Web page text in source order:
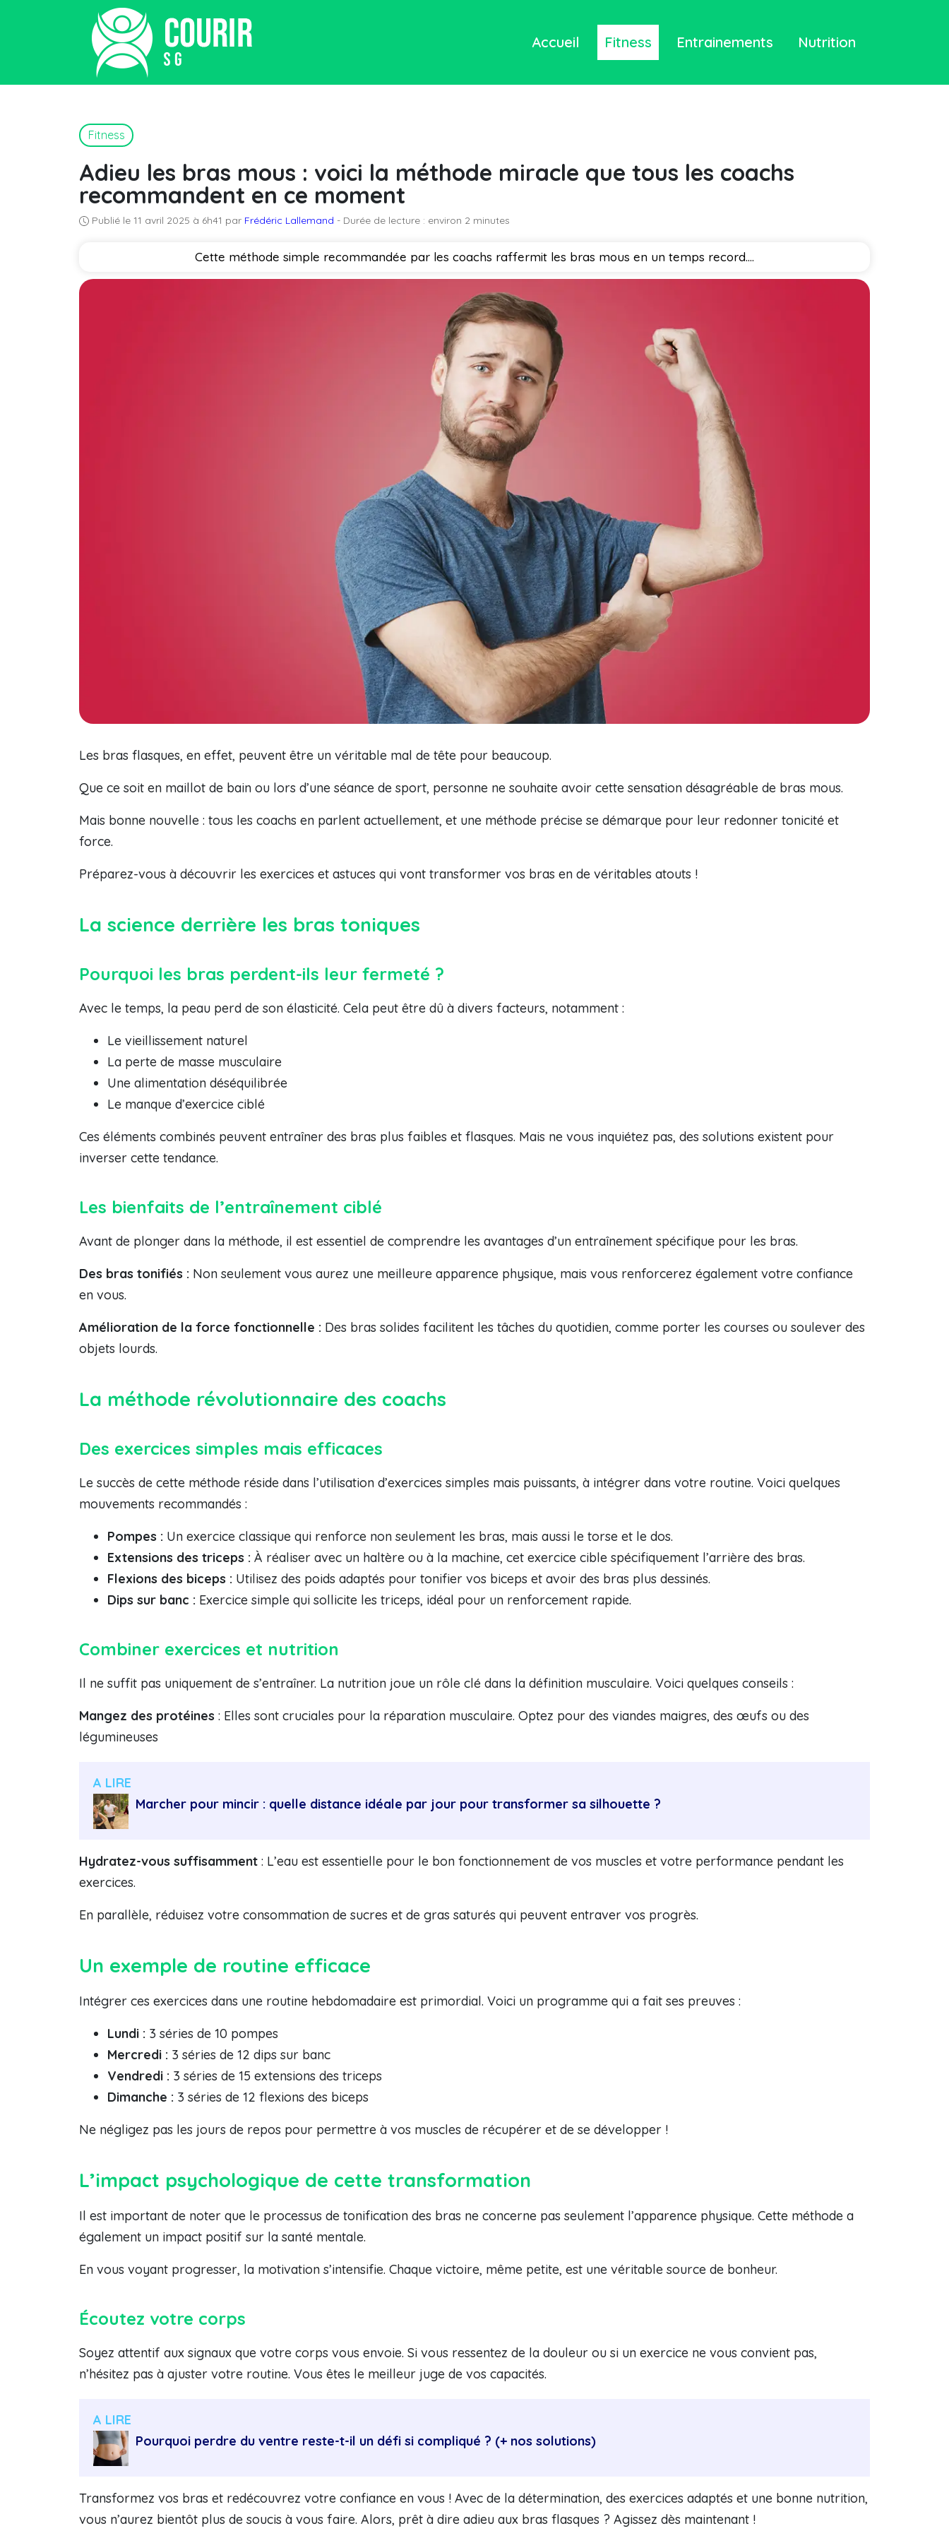
Accueil Fitness Entrainements Nutrition
Fitness
Adieu les bras mous : voici la méthode miracle que tous les coachs
recommandent en ce moment
Publié le 11 avril 2025 à 6h41 par Frédéric Lallemand - Durée de lecture : environ 2 minutes
Cette méthode simple recommandée par les coachs raffermit les bras mous en un temps record....
Les bras flasques, en effet, peuvent être un véritable mal de tête pour beaucoup.
Que ce soit en maillot de bain ou lors d’une séance de sport, personne ne souhaite avoir cette sensation désagréable de bras mous.
Mais bonne nouvelle : tous les coachs en parlent actuellement, et une méthode précise se démarque pour leur redonner tonicité et
force.
Préparez-vous à découvrir les exercices et astuces qui vont transformer vos bras en de véritables atouts !
La science derrière les bras toniques
Pourquoi les bras perdent-ils leur fermeté ?
Avec le temps, la peau perd de son élasticité. Cela peut être dû à divers facteurs, notamment :
Le vieillissement naturel
La perte de masse musculaire
Une alimentation déséquilibrée
Le manque d’exercice ciblé
Ces éléments combinés peuvent entraîner des bras plus faibles et flasques. Mais ne vous inquiétez pas, des solutions existent pour
inverser cette tendance.
Les bienfaits de l’entraînement ciblé
Avant de plonger dans la méthode, il est essentiel de comprendre les avantages d’un entraînement spécifique pour les bras.
Des bras tonifiés : Non seulement vous aurez une meilleure apparence physique, mais vous renforcerez également votre confiance
en vous.
Amélioration de la force fonctionnelle : Des bras solides facilitent les tâches du quotidien, comme porter les courses ou soulever des
objets lourds.
La méthode révolutionnaire des coachs
Des exercices simples mais efficaces
Le succès de cette méthode réside dans l’utilisation d’exercices simples mais puissants, à intégrer dans votre routine. Voici quelques
mouvements recommandés :
Pompes : Un exercice classique qui renforce non seulement les bras, mais aussi le torse et le dos.
Extensions des triceps : À réaliser avec un haltère ou à la machine, cet exercice cible spécifiquement l’arrière des bras.
Flexions des biceps : Utilisez des poids adaptés pour tonifier vos biceps et avoir des bras plus dessinés.
Dips sur banc : Exercice simple qui sollicite les triceps, idéal pour un renforcement rapide.
Combiner exercices et nutrition
Il ne suffit pas uniquement de s’entraîner. La nutrition joue un rôle clé dans la définition musculaire. Voici quelques conseils :
Mangez des protéines : Elles sont cruciales pour la réparation musculaire. Optez pour des viandes maigres, des œufs ou des
légumineuses
A LIRE
Marcher pour mincir : quelle distance idéale par jour pour transformer sa silhouette ?
Hydratez-vous suffisamment : L’eau est essentielle pour le bon fonctionnement de vos muscles et votre performance pendant les
exercices.
En parallèle, réduisez votre consommation de sucres et de gras saturés qui peuvent entraver vos progrès.
Un exemple de routine efficace
Intégrer ces exercices dans une routine hebdomadaire est primordial. Voici un programme qui a fait ses preuves :
Lundi : 3 séries de 10 pompes
Mercredi : 3 séries de 12 dips sur banc
Vendredi : 3 séries de 15 extensions des triceps
Dimanche : 3 séries de 12 flexions des biceps
Ne négligez pas les jours de repos pour permettre à vos muscles de récupérer et de se développer !
L’impact psychologique de cette transformation
Il est important de noter que le processus de tonification des bras ne concerne pas seulement l’apparence physique. Cette méthode a
également un impact positif sur la santé mentale.
En vous voyant progresser, la motivation s’intensifie. Chaque victoire, même petite, est une véritable source de bonheur.
Écoutez votre corps
Soyez attentif aux signaux que votre corps vous envoie. Si vous ressentez de la douleur ou si un exercice ne vous convient pas,
n’hésitez pas à ajuster votre routine. Vous êtes le meilleur juge de vos capacités.
A LIRE
Pourquoi perdre du ventre reste-t-il un défi si compliqué ? (+ nos solutions)
Transformez vos bras et redécouvrez votre confiance en vous ! Avec de la détermination, des exercices adaptés et une bonne nutrition,
vous n’aurez bientôt plus de soucis à vous faire. Alors, prêt à dire adieu aux bras flasques ? Agissez dès maintenant !